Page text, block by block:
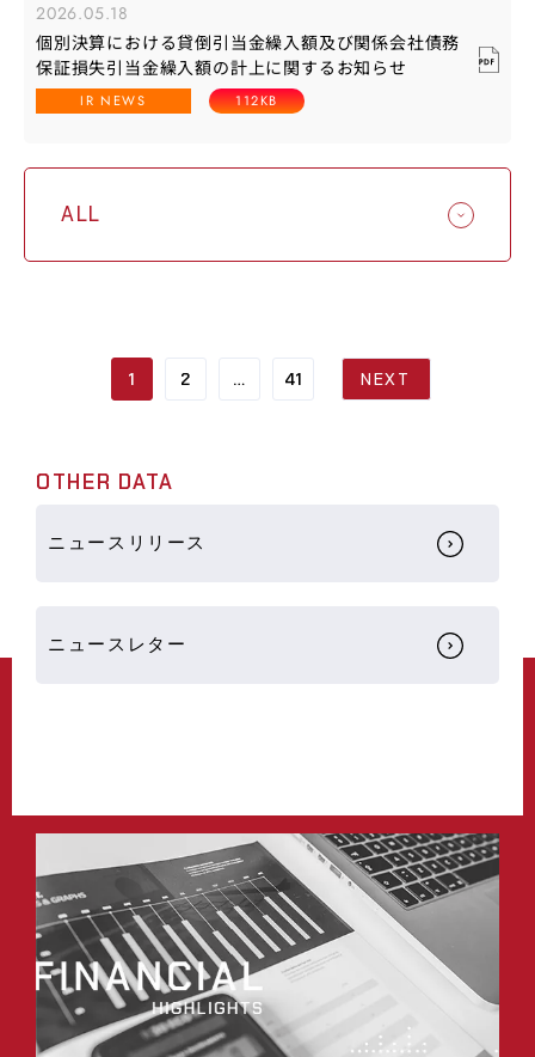
OTHER DATA
ニュースリリース
ニュースレター
2026.05.18
個別決算における貸倒引当金繰入額及び関係会社債務
保証損失引当金繰入額の計上に関するお知らせ
IR NEWS 112KB
1 2 … 41 NEXT